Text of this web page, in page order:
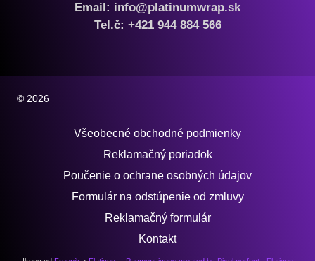
Email: info@platinumwrap.sk
Tel.č: +421 944 884 566
© 2026
Všeobecné obchodné podmienky
Reklamačný poriadok
Poučenie o ochrane osobných údajov
Formulár na odstúpenie od zmluvy
Reklamačný formulár
Kontakt